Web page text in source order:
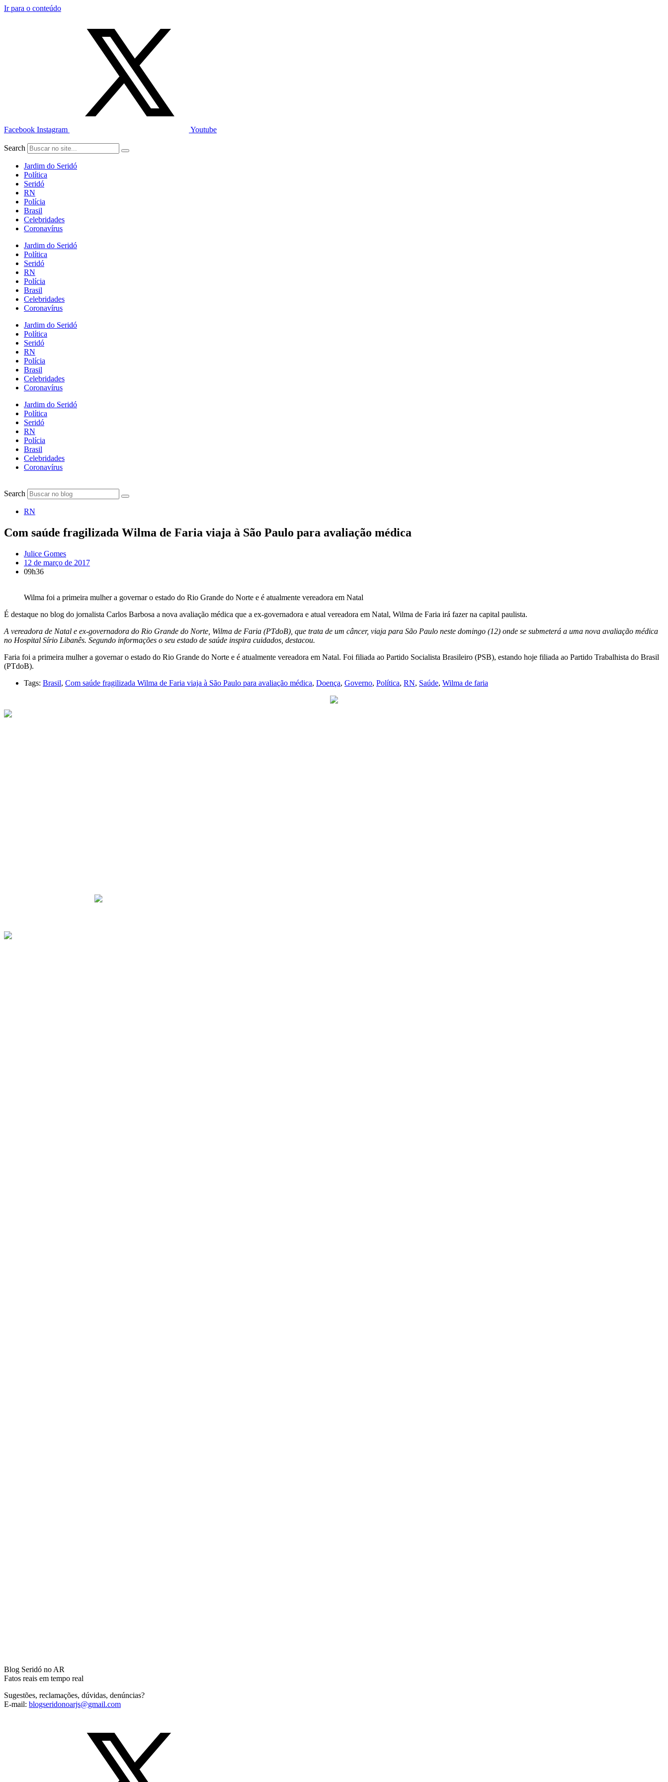
Ir para o conteúdo
Facebook Instagram Youtube
Search
Jardim do Seridó
Política
Seridó
RN
Polícia
Brasil
Celebridades
Coronavírus
Jardim do Seridó
Política
Seridó
RN
Polícia
Brasil
Celebridades
Coronavírus
Jardim do Seridó
Política
Seridó
RN
Polícia
Brasil
Celebridades
Coronavírus
Jardim do Seridó
Política
Seridó
RN
Polícia
Brasil
Celebridades
Coronavírus
Search
RN
Com saúde fragilizada Wilma de Faria viaja à São Paulo para avaliação médica
Julice Gomes
12 de março de 2017
09h36
Wilma foi a primeira mulher a governar o estado do Rio Grande do Norte e é atualmente vereadora em Natal
É destaque no blog do jornalista Carlos Barbosa a nova avaliação médica que a ex-governadora e atual vereadora em Natal, Wilma de Faria irá fazer na capital paulista.
A vereadora de Natal e ex-governadora do Rio Grande do Norte, Wilma de Faria (PTdoB), que trata de um câncer, viaja para São Paulo neste domingo (12) onde se submeterá a uma nova avaliação médica
no Hospital Sírio Libanês. Segundo informações o seu estado de saúde inspira cuidados, destacou.
Faria foi a primeira mulher a governar o estado do Rio Grande do Norte e é atualmente vereadora em Natal. Foi filiada ao Partido Socialista Brasileiro (PSB), estando hoje filiada ao Partido Trabalhista do Brasil
(PTdoB).
Tags: Brasil, Com saúde fragilizada Wilma de Faria viaja à São Paulo para avaliação médica, Doença, Governo, Política, RN, Saúde, Wilma de faria
Blog Seridó no AR
Fatos reais em tempo real
Sugestões, reclamações, dúvidas, denúncias?
E-mail: blogseridonoarjs@gmail.com